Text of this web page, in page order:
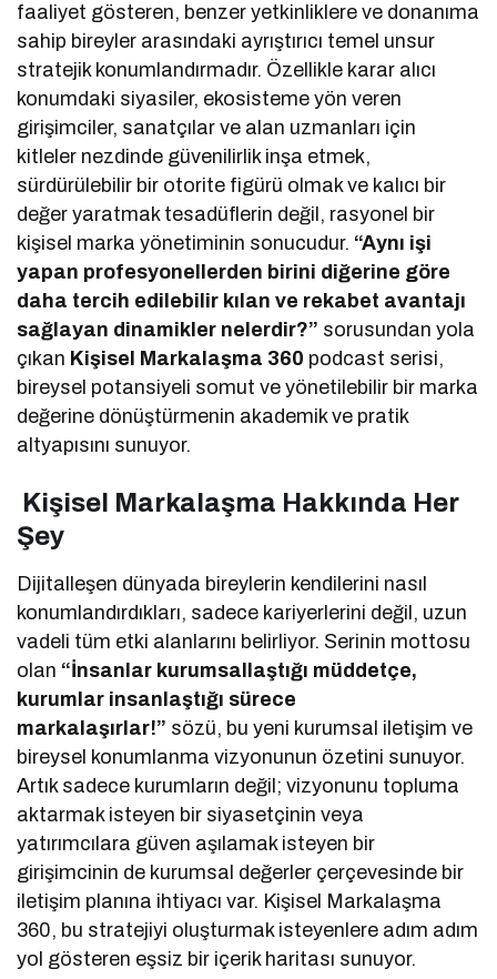
faaliyet gösteren, benzer yetkinliklere ve donanıma
sahip bireyler arasındaki ayrıştırıcı temel unsur
stratejik konumlandırmadır. Özellikle karar alıcı
konumdaki siyasiler, ekosisteme yön veren
girişimciler, sanatçılar ve alan uzmanları için
kitleler nezdinde güvenilirlik inşa etmek,
sürdürülebilir bir otorite figürü olmak ve kalıcı bir
değer yaratmak tesadüflerin değil, rasyonel bir
kişisel marka yönetiminin sonucudur. “Aynı işi
yapan profesyonellerden birini diğerine göre
daha tercih edilebilir kılan ve rekabet avantajı
sağlayan dinamikler nelerdir?” sorusundan yola
çıkan Kişisel Markalaşma 360 podcast serisi,
bireysel potansiyeli somut ve yönetilebilir bir marka
değerine dönüştürmenin akademik ve pratik
altyapısını sunuyor.
Kişisel Markalaşma Hakkında Her
Şey
Dijitalleşen dünyada bireylerin kendilerini nasıl
konumlandırdıkları, sadece kariyerlerini değil, uzun
vadeli tüm etki alanlarını belirliyor. Serinin mottosu
olan “İnsanlar kurumsallaştığı müddetçe,
kurumlar insanlaştığı sürece
markalaşırlar!” sözü, bu yeni kurumsal iletişim ve
bireysel konumlanma vizyonunun özetini sunuyor.
Artık sadece kurumların değil; vizyonunu topluma
aktarmak isteyen bir siyasetçinin veya
yatırımcılara güven aşılamak isteyen bir
girişimcinin de kurumsal değerler çerçevesinde bir
iletişim planına ihtiyacı var. Kişisel Markalaşma
360, bu stratejiyi oluşturmak isteyenlere adım adım
yol gösteren eşsiz bir içerik haritası sunuyor.